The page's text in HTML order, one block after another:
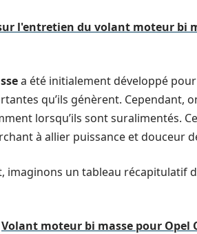
l'entretien du volant moteur bi
a été initialement développé
qu’ils génèrent. Cependant,
lorsqu’ils sont suralimentés.
à allier puissance et douceur
imaginons un tableau récapitulatif
Volant moteur bi masse pour